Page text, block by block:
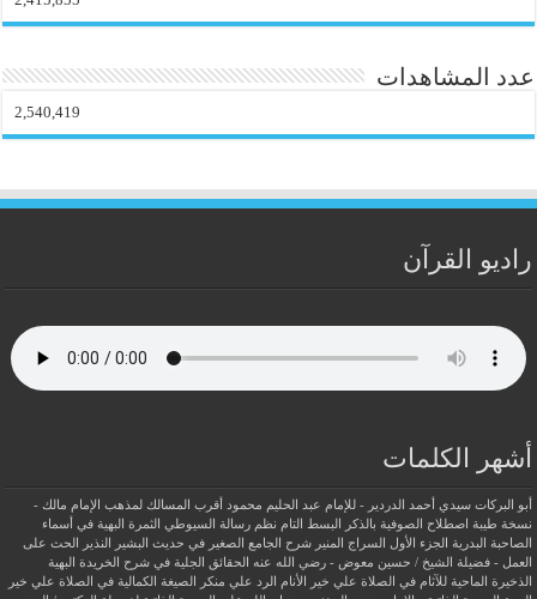
عدد المشاهدات
2,540,419
راديو القرآن
أشهر الكلمات
أبو البركات سيدي أحمد الدردير - للإمام عبد الحليم محمود
أقرب المسالك لمذهب الإمام مالك -
نسخة طيبة اصطلاح الصوفية بالذكر البسط التام نظم رسالة السيوطي
الثمرة البهية في أسماء
الصاحبة البدرية
الجزء الأول السراج المنير شرح الجامع الصغير في حديث البشير النذير
الحث على
العمل - فضيلة الشيخ / حسين معوض - رضي الله عنه
الحقائق الجلية في شرح الخريدة البهية
الذخيرة الماحية للآثام في الصلاة علي خير الأنام
الرد علي منكر الصيغة الكمالية في الصلاة علي خير